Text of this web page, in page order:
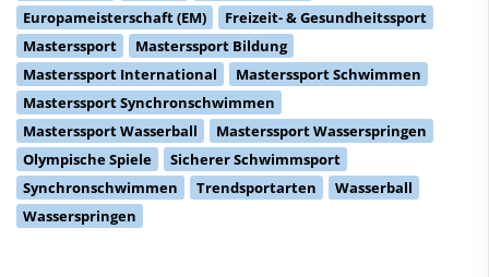
Europameisterschaft (EM)
Freizeit- & Gesundheitssport
Masterssport
Masterssport Bildung
Masterssport International
Masterssport Schwimmen
Masterssport Synchronschwimmen
Masterssport Wasserball
Masterssport Wasserspringen
Olympische Spiele
Sicherer Schwimmsport
Synchronschwimmen
Trendsportarten
Wasserball
Wasserspringen